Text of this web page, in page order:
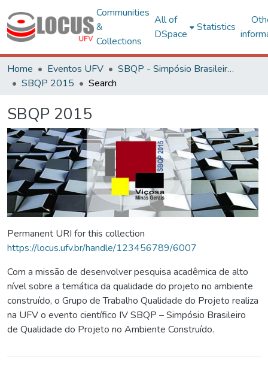
Communities
&
Collections
All of
DSpace
Statistics
Home Eventos UFV
SBQP - Simpósio Brasileiro de Qualidade do Projeto no Ambiente Construído
SBQP 2015
Search
SBQP 2015
Permanent URI for this collection
https://locus.ufv.br/handle/123456789/6007
Com a missão de desenvolver pesquisa acadêmica de alto
nível sobre a temática da qualidade do projeto no ambiente
construído, o Grupo de Trabalho Qualidade do Projeto realiza
na UFV o evento científico IV SBQP – Simpósio Brasileiro
de Qualidade do Projeto no Ambiente Construído.